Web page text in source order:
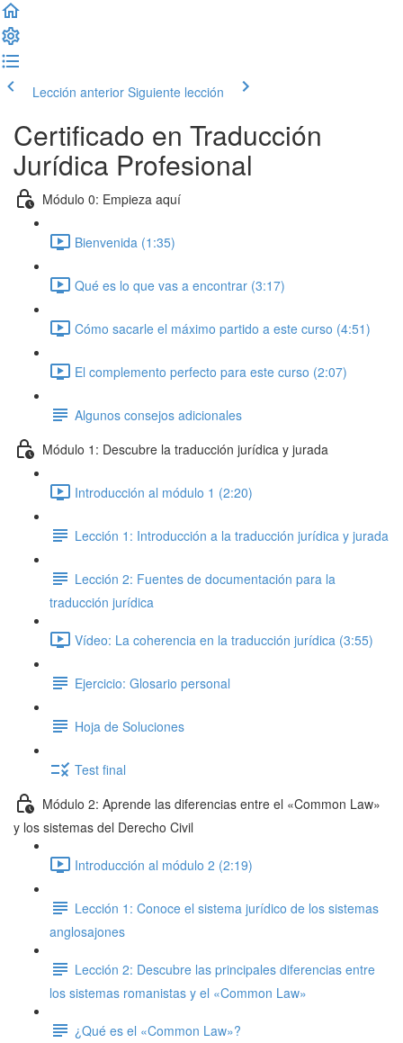
Lección anterior Siguiente lección
Certificado en Traducción
Jurídica Profesional
Módulo 0: Empieza aquí
Bienvenida (1:35)
Qué es lo que vas a encontrar (3:17)
Cómo sacarle el máximo partido a este curso (4:51)
El complemento perfecto para este curso (2:07)
Algunos consejos adicionales
Módulo 1: Descubre la traducción jurídica y jurada
Introducción al módulo 1 (2:20)
Lección 1: Introducción a la traducción jurídica y jurada
Lección 2: Fuentes de documentación para la
traducción jurídica
Vídeo: La coherencia en la traducción jurídica (3:55)
Ejercicio: Glosario personal
Hoja de Soluciones
Test final
Módulo 2: Aprende las diferencias entre el «Common Law»
y los sistemas del Derecho Civil
Introducción al módulo 2 (2:19)
Lección 1: Conoce el sistema jurídico de los sistemas
anglosajones
Lección 2: Descubre las principales diferencias entre
los sistemas romanistas y el «Common Law»
¿Qué es el «Common Law»?